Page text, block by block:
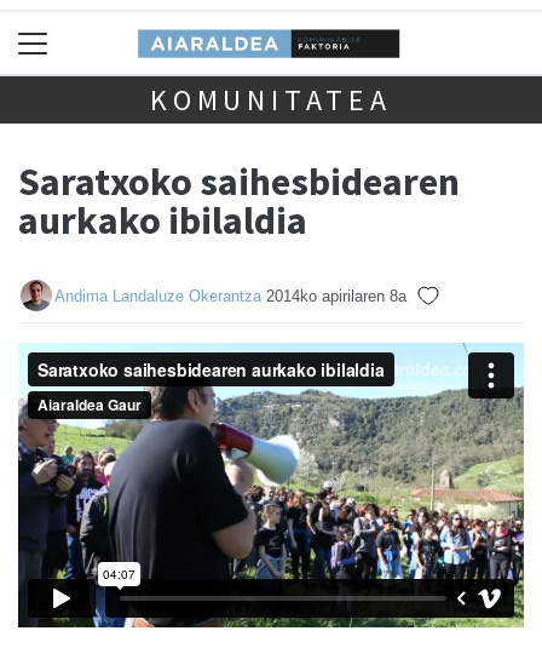
KOMUNITATEA
Saratxoko saihesbidearen
aurkako ibilaldia
Andima Landaluze Okerantza 2014ko apirilaren 8a